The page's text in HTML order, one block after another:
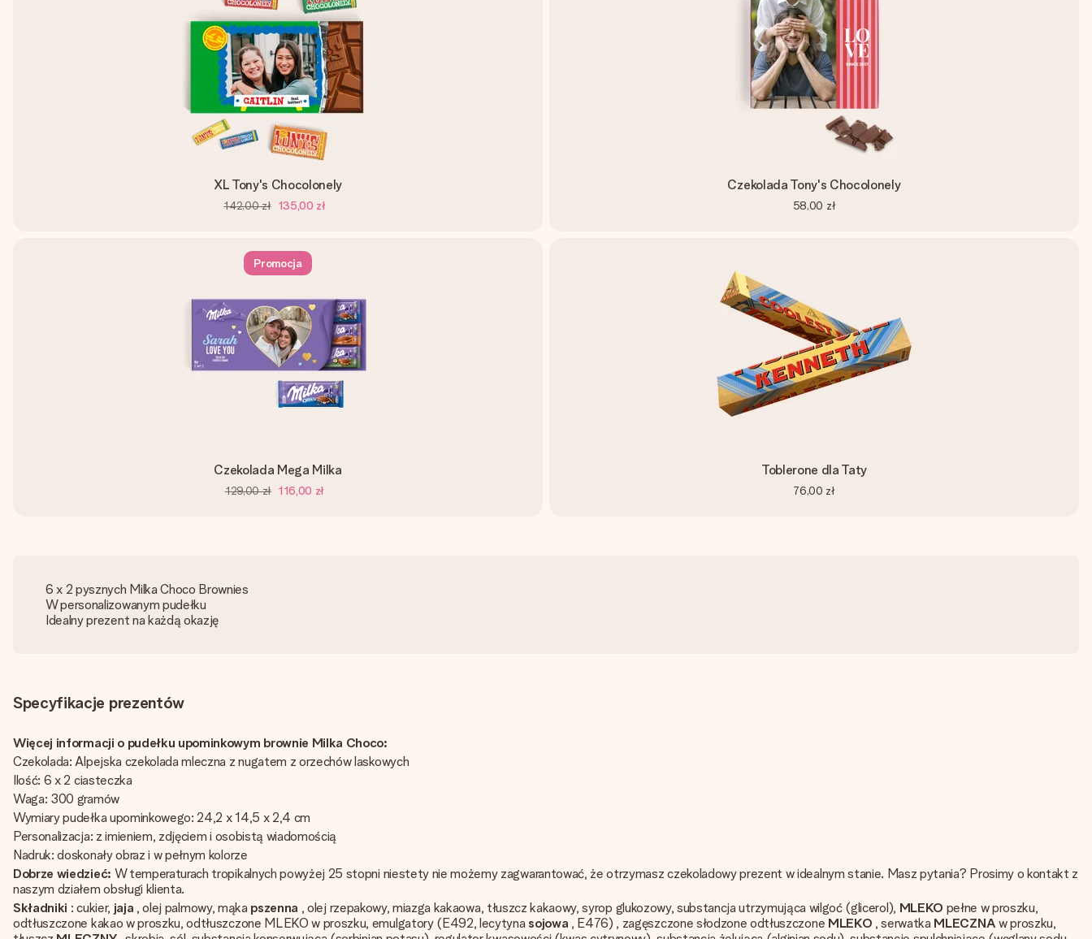
XL Tony's Chocolonely
142,00 zł 135,00 zł
Czekolada Tony's Chocolonely
58,00 zł
Promocja
Czekolada Mega Milka
129,00 zł 116,00 zł
Toblerone dla Taty
76,00 zł
6 x 2 pysznych Milka Choco Brownies
W personalizowanym pudełku
Idealny prezent na każdą okazję
Specyfikacje prezentów
Więcej informacji o pudełku upominkowym brownie Milka Choco:
Czekolada: Alpejska czekolada mleczna z nugatem z orzechów laskowych
Ilość: 6 x 2 ciasteczka
Waga: 300 gramów
Wymiary pudełka upominkowego: 24,2 x 14,5 x 2,4 cm
Personalizacja: z imieniem, zdjęciem i osobistą wiadomością
Nadruk: doskonały obraz i w pełnym kolorze
Dobrze wiedzieć: W temperaturach tropikalnych powyżej 25 stopni niestety nie możemy zagwarantować, że otrzymasz czekoladowy prezent w idealnym stanie. Masz pytania? Prosimy o kontakt z
naszym działem obsługi klienta.
Składniki : cukier, jaja , olej palmowy, mąka pszenna , olej rzepakowy, miazga kakaowa, tłuszcz kakaowy, syrop glukozowy, substancja utrzymująca wilgoć (glicerol), MLEKO pełne w proszku,
odtłuszczone kakao w proszku, odtłuszczone MLEKO w proszku, emulgatory (E492, lecytyna sojowa , E476) , zagęszczone słodzone odtłuszczone MLEKO , serwatka MLECZNA w proszku,